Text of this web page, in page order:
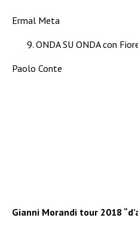
Ermal Meta
ONDA SU ONDA con
Paolo Conte
Gianni Morandi tour 2018